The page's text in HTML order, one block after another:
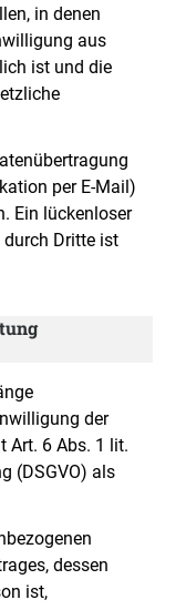
in denen
aus
ist und die
per E-Mail)
Ein lückenloser
Dritte ist
der
Art. 6 Abs. 1 lit.
(DSGVO) als
dessen
ist,